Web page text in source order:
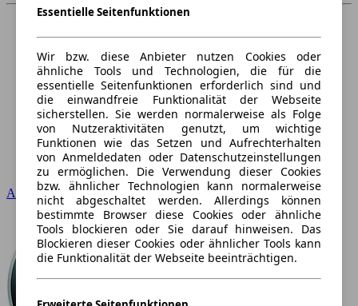
Audi
Essentielle Seitenfunktionen
Wir bzw. diese Anbieter nutzen Cookies oder
ähnliche Tools und Technologien, die für die
essentielle Seitenfunktionen erforderlich sind und
die einwandfreie Funktionalität der Webseite
sicherstellen. Sie werden normalerweise als Folge
von Nutzeraktivitäten genutzt, um wichtige
Funktionen wie das Setzen und Aufrechterhalten
von Anmeldedaten oder Datenschutzeinstellungen
zu ermöglichen. Die Verwendung dieser Cookies
bzw. ähnlicher Technologien kann normalerweise
nicht abgeschaltet werden. Allerdings können
bestimmte Browser diese Cookies oder ähnliche
Tools blockieren oder Sie darauf hinweisen. Das
Blockieren dieser Cookies oder ähnlicher Tools kann
die Funktionalität der Webseite beeinträchtigen.